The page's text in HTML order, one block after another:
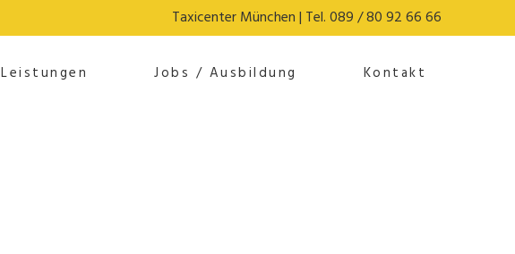
Taxicenter München | Tel. 089 / 80 92 66 66
Leistungen Jobs / Ausbildung Kontakt